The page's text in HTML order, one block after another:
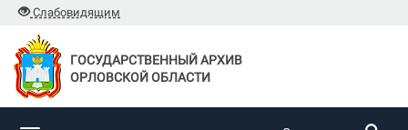
Слабовидящим
ГОСУДАРСТВЕННЫЙ АРХИВ
ОРЛОВСКОЙ ОБЛАСТИ